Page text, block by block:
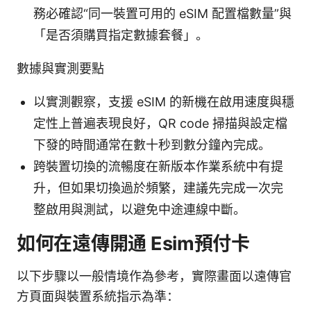
務必確認“同一裝置可用的 eSIM 配置檔數量”與
「是否須購買指定數據套餐」。
數據與實測要點
以實測觀察，支援 eSIM 的新機在啟用速度與穩
定性上普遍表現良好，QR code 掃描與設定檔
下發的時間通常在數十秒到數分鐘內完成。
跨裝置切換的流暢度在新版本作業系統中有提
升，但如果切換過於頻繁，建議先完成一次完
整啟用與測試，以避免中途連線中斷。
如何在遠傳開通 Esim預付卡
以下步驟以一般情境作為參考，實際畫面以遠傳官
方頁面與裝置系統指示為準：